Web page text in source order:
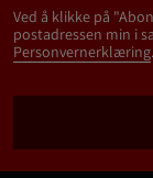
Ved å klikke på
postadressen min i
Personvernerklæring.